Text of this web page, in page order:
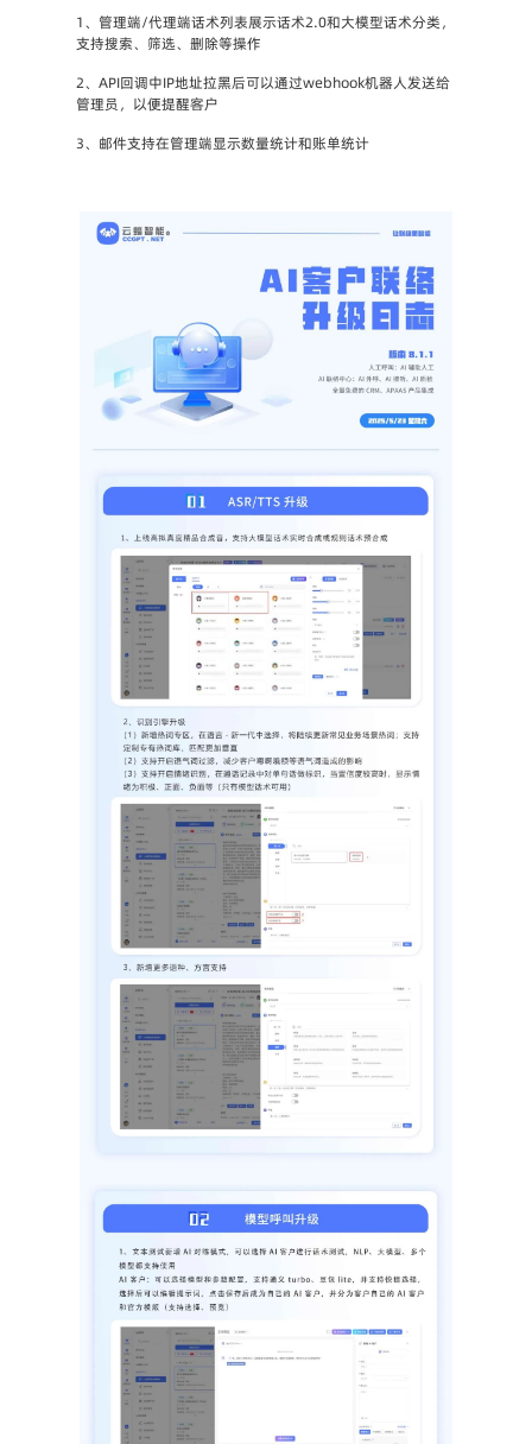
1、管理端/代理端话术列表展示话术2.0和大模型话术分类，
支持搜索、筛选、删除等操作
2、API回调中IP地址拉黑后可以通过webhook机器人发送给
管理员，以便提醒客户
3、邮件支持在管理端显示数量统计和账单统计